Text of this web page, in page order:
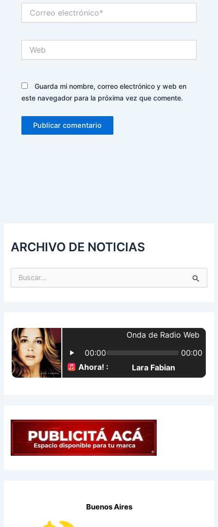
electrónico*
Guarda mi nombre, correo electrónico y web en
este navegador para la próxima vez que comente.
ARCHIVO DE NOTICIAS
p
o
r
:
Buenos Aires